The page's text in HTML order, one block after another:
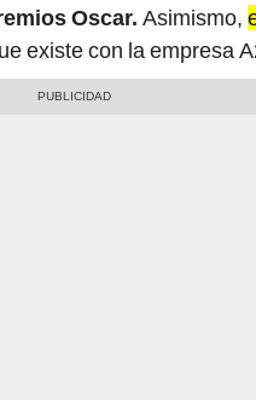
Oscar. Asimismo,
existe con la empresa